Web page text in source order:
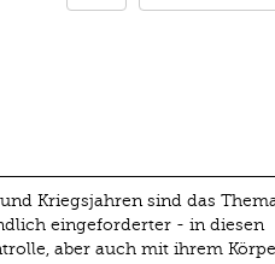
Kriegsjahren sind das
eingeforderter - in diesen
aber auch mit ihrem